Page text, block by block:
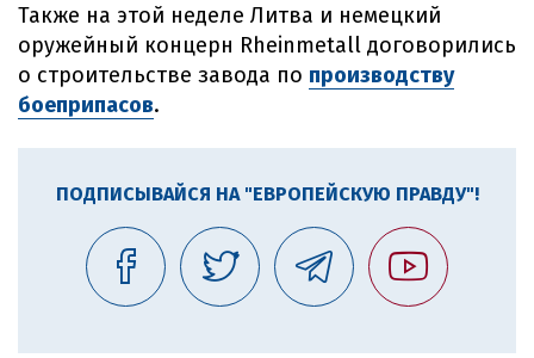
Также на этой неделе Литва и немецкий
оружейный концерн Rheinmetall договорились
о строительстве завода по производству
боеприпасов.
ПОДПИСЫВАЙСЯ НА "ЕВРОПЕЙСКУЮ ПРАВДУ"!